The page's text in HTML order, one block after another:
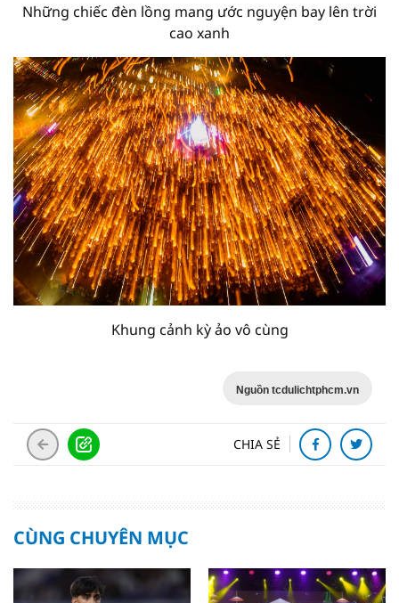
Những chiếc đèn lồng mang ước nguyện bay lên trời
cao xanh
Khung cảnh kỳ ảo vô cùng
Nguồn tcdulichtphcm.vn
CHIA SẺ
CÙNG CHUYÊN MỤC